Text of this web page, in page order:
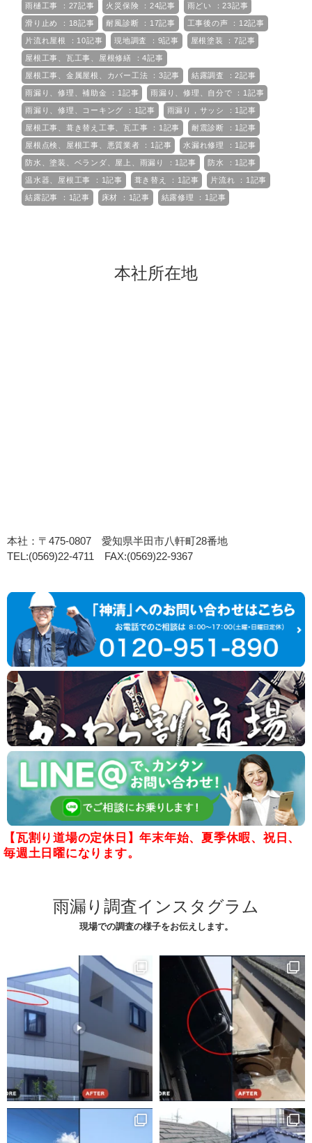
雨樋工事 ：27記事 火災保険 ：24記事 雨どい ：23記事
滑り止め ：18記事 耐風診断 ：17記事 工事後の声 ：12記事
片流れ屋根 ：10記事 現地調査 ：9記事 屋根塗装 ：7記事
屋根工事、瓦工事、屋根修繕 ：4記事
屋根工事、金属屋根、カバー工法 ：3記事 結露調査 ：2記事
雨漏り、修理、補助金 ：1記事 雨漏り、修理、自分で ：1記事
雨漏り、修理、コーキング ：1記事 雨漏り，サッシ ：1記事
屋根工事、葺き替え工事、瓦工事 ：1記事 耐震診断 ：1記事
屋根点検、屋根工事、悪質業者 ：1記事 水漏れ修理 ：1記事
防水、塗装、ベランダ、屋上、雨漏り ：1記事 防水 ：1記事
温水器、屋根工事 ：1記事 葺き替え ：1記事 片流れ ：1記事
結露記事 ：1記事 床材 ：1記事 結露修理 ：1記事
本社所在地
本社：〒475-0807 愛知県半田市八軒町28番地
TEL:(0569)22-4711 FAX:(0569)22-9367
【瓦割り道場の定休日】年末年始、夏季休暇、祝日、
毎週土日曜になります。
雨漏り調査インスタグラム
現場での調査の様子をお伝えします。